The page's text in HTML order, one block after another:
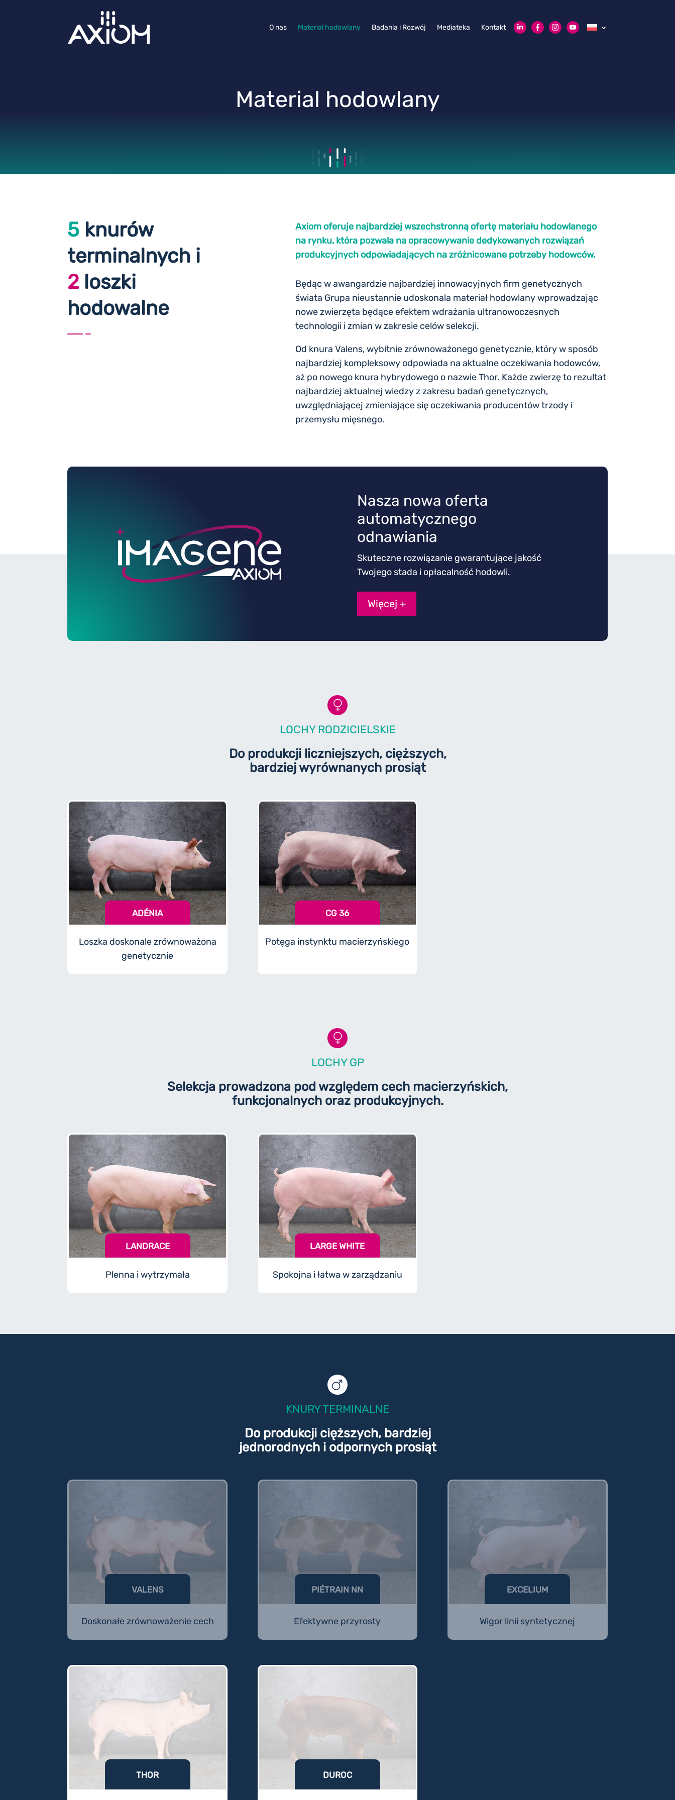
O nas Material hodowlany Badania i Rozwój Mediateka Kontakt
Material hodowlany
5 knurów
terminalnych i
2loszki
hodowalne
Axiom oferuje najbardziej wszechstronną ofertę materiału hodowlanego
na rynku, która pozwala na opracowywanie dedykowanych rozwiązań
produkcyjnych odpowiadających na zróżnicowane potrzeby hodowców.
Będąc w awangardzie najbardziej innowacyjnych firm genetycznych
świata Grupa nieustannie udoskonala materiał hodowlany wprowadzając
nowe zwierzęta będące efektem wdrażania ultranowoczesnych
technologii i zmian w zakresie celów selekcji.
Od knura Valens, wybitnie zrównoważonego genetycznie, który w sposób
najbardziej kompleksowy odpowiada na aktualne oczekiwania hodowców,
aż po nowego knura hybrydowego o nazwie Thor. Każde zwierzę to rezultat
najbardziej aktualnej wiedzy z zakresu badań genetycznych,
uwzględniającej zmieniające się oczekiwania producentów trzody i
przemysłu mięsnego.
Nasza nowa oferta
automatycznego
odnawiania
Skuteczne rozwiązanie gwarantujące jakość
Twojego stada i opłacalność hodowli.
Więcej +
LOCHY RODZICIELSKIE
Do produkcji liczniejszych, cięższych,
bardziej wyrównanych prosiąt
ADÉNIA
Loszka doskonale zrównoważona
genetycznie
CG 36
Potęga instynktu macierzyńskiego
LOCHY GP
Selekcja prowadzona pod względem cech macierzyńskich,
funkcjonalnych oraz produkcyjnych.
LANDRACE
Plenna i wytrzymała
LARGE WHITE
Spokojna i łatwa w zarządzaniu
KNURY TERMINALNE
Do produkcji cięższych, bardziej
jednorodnych i odpornych prosiąt
VALENS
Doskonałe zrównoważenie cech
PIÉTRAIN NN
Efektywne przyrosty
EXCELIUM
Wigor linii syntetycznej
THOR DUROC